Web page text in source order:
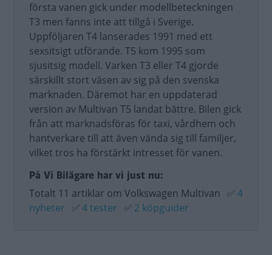
första vanen gick under modellbeteckningen
T3 men fanns inte att tillgå i Sverige.
Uppföljaren T4 lanserades 1991 med ett
sexsitsigt utförande. T5 kom 1995 som
sjusitsig modell. Varken T3 eller T4 gjorde
särskillt stort väsen av sig på den svenska
marknaden. Däremot har en uppdaterad
version av Multivan T5 landat bättre. Bilen gick
från att marknadsföras för taxi, vårdhem och
hantverkare till att även vända sig till familjer,
vilket tros ha förstärkt intresset för vanen.
På Vi Bilägare har vi just nu:
Totalt 11 artiklar om Volkswagen Multivan ✅4
nyheter ✅4 tester ✅ 2 köpguider